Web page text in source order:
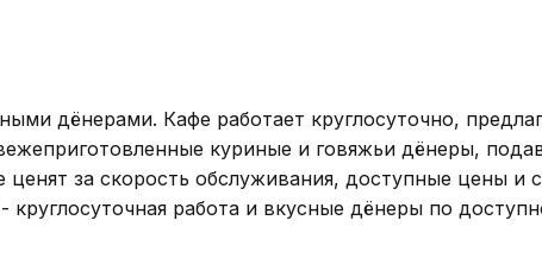
дёнерами. Кафе работает круглосуточно,
куриные и говяжьи дёнеры,
за скорость обслуживания, доступные цены и
работа и вкусные дёнеры по